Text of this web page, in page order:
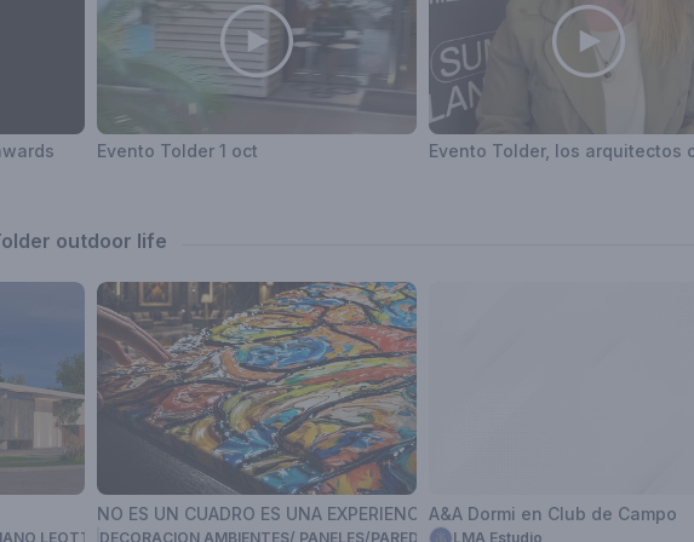
Evento Tolder 1 oct
outdoor life
LEOTTA
NO ES UN CUADRO ES UNA EXPERIENCIA - 3DCERAMICART
DECORACION AMBIENTES/ PANELES/PAREDES DE DIFICIL AMBIENTACION.APTO
A&A Dormi en Club de Campo
LMA Estudio